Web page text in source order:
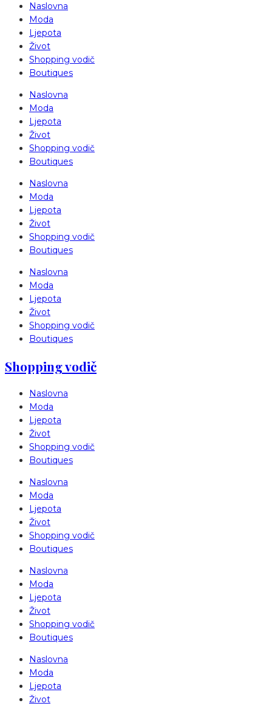
Naslovna
Moda
Ljepota
Život
Shopping vodič
Boutiques
Naslovna
Moda
Ljepota
Život
Shopping vodič
Boutiques
Naslovna
Moda
Ljepota
Život
Shopping vodič
Boutiques
Naslovna
Moda
Ljepota
Život
Shopping vodič
Boutiques
Shopping vodič
Naslovna
Moda
Ljepota
Život
Shopping vodič
Boutiques
Naslovna
Moda
Ljepota
Život
Shopping vodič
Boutiques
Naslovna
Moda
Ljepota
Život
Shopping vodič
Boutiques
Naslovna
Moda
Ljepota
Život